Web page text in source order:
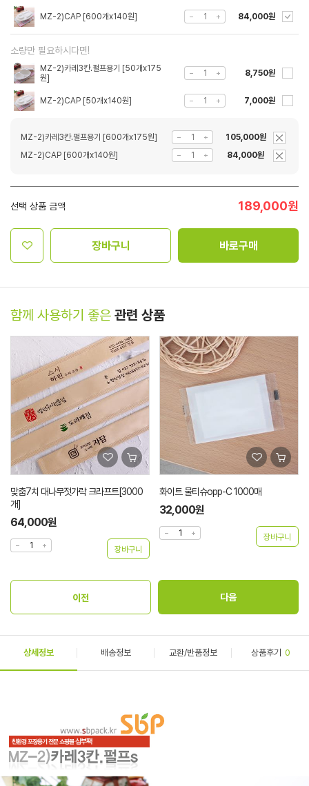
MZ-2)CAP [600개x140원] 84,000원
소량만 필요하시다면!
MZ-2)카레3칸.펄프용기 [50개x175
원]
8,750원
MZ-2)CAP [50개x140원] 7,000원
MZ-2)카레3칸.펄프용기 [600개x175원]
105,000원
MZ-2)CAP [600개x140원]
84,000원
선택 상품 금액 189,000원
장바구니 바로구매
함께 사용하기 좋은 관련 상품
맞춤7치 대나무젓가락 크라프트[3000
개]
64,000원
화이트 물티슈opp-C 1000매
32,000원
상세정보 배송정보 교환/반품정보 상품후기 0